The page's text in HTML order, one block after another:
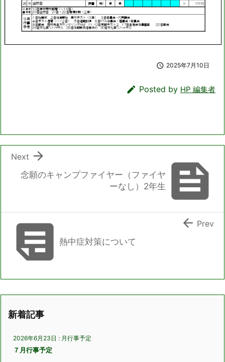
 2025年7月10日
 Posted by HP 編集者

念願のキャンプファイヤー（ファイヤ
ーなし）2年生

Next
熱中症対策について
 Prev
新着記事
2026年6月23日 : 月行事予定
７月行事予定